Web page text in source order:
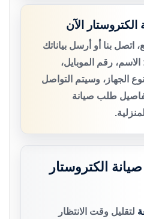
الكتروستار الآن
اتصل بنا أو أرسل بياناتك
رقم الموبايل،
الجهاز، وسيتم التواصل
طلب صيانة
الكتروستار
لتقليل وقت الانتظار